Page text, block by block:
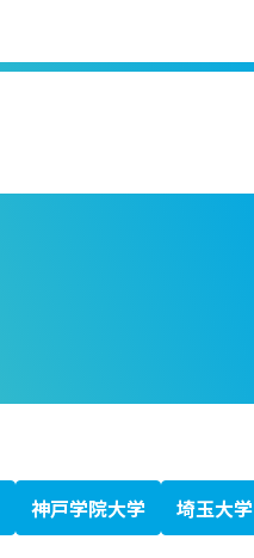
神戸学院大学 埼玉大学